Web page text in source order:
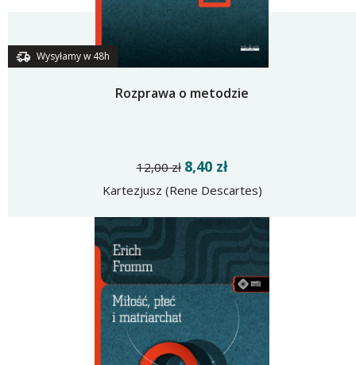
Wysyłamy w 48h
Rozprawa o metodzie
12,00 zł 8,40 zł
Kartezjusz (Rene Descartes)